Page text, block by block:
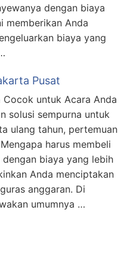
dengan biaya
memberikan Anda
biaya yang
Pusat
Cocok untuk Acara Anda
solusi sempurna untuk
ulang tahun, pertemuan
harus membeli
biaya yang lebih
Anda menciptakan
anggaran. Di
umumnya …